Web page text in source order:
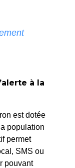
Public
à la
est dotée
population
permet
SMS ou
pouvant